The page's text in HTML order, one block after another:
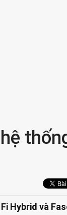
Hybrid và